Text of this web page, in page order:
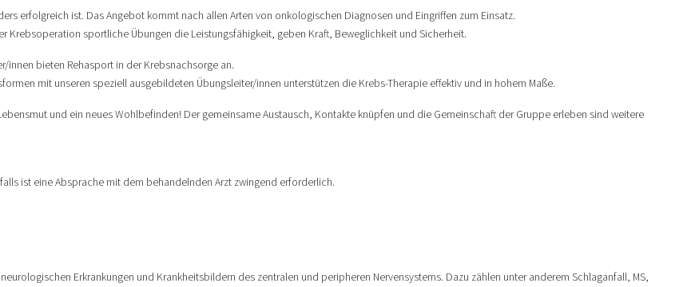
erfolgreich ist. Das Angebot kommt nach allen Arten von onkologischen Diagnosen und Eingriffen zum Einsatz.
Krebsoperation sportliche Übungen die Leistungsfähigkeit, geben Kraft, Beweglichkeit und Sicherheit.
bieten Rehasport in der Krebsnachsorge an.
mit unseren speziell ausgebildeten Übungsleiter/innen unterstützen die Krebs-Therapie effektiv und in hohem Maße.
und ein neues Wohlbefinden! Der gemeinsame Austausch, Kontakte knüpfen und die Gemeinschaft der Gruppe erleben sind weitere
ist eine Absprache mit dem behandelnden Arzt zwingend erforderlich.
Erkrankungen und Krankheitsbildern des zentralen und peripheren Nervensystems. Dazu zählen unter anderem Schlaganfall, MS,